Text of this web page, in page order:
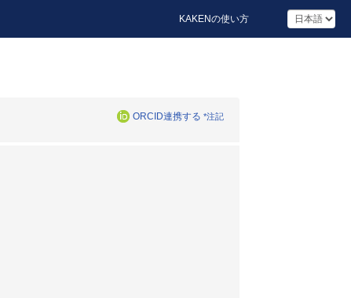
KAKENの使い方
ORCID連携する *注記